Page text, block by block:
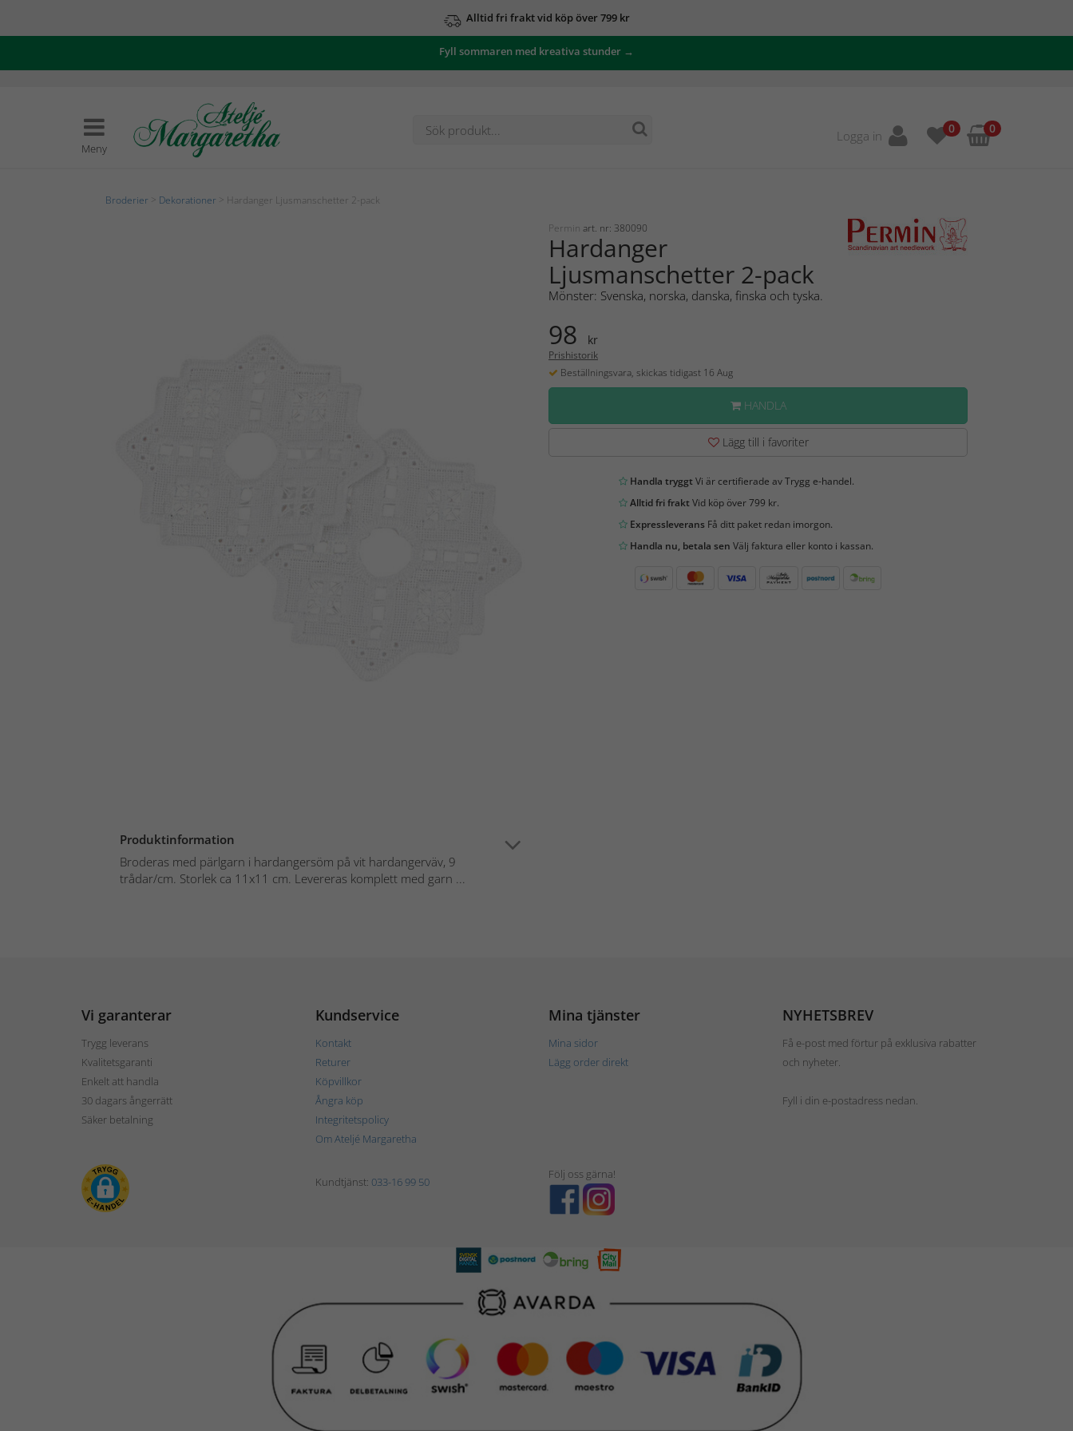
Alltid fri frakt vid köp över 799 kr
Fyll sommaren med kreativa stunder →
Meny
Logga in 0 0
Broderier Dekorationer > Hardanger Ljusmanschetter 2-pack
Produktinformation
Broderas med pärlgarn i hardangersöm på vit hardangerväv, 9
trådar/cm. Storlek ca 11x11 cm. Levereras komplett med garn ...
Permin art. nr: 380090
Hardanger
Ljusmanschetter 2-pack
Mönster: Svenska, norska, danska, finska och tyska.
98 kr
Prishistorik
Beställningsvara, skickas tidigast 16 Aug
HANDLA
Lägg till i favoriter
Handla tryggtVi är certifierade av Trygg e-handel.
Alltid fri fraktVid köp över 799 kr.
ExpressleveransFå ditt paket redan imorgon.
Handla nu, betala sen Välj faktura eller konto i kassan.
Vi garanterar
Trygg leverans
Kvalitetsgaranti
Enkelt att handla
30 dagars ångerrätt
Säker betalning
Kundservice
Kontakt
Returer
Köpvillkor
Ångra köp
Integritetspolicy
Om Ateljé Margaretha
Mina tjänster
Mina sidor
Lägg order direkt
NYHETSBREV
Få e-post med förtur på exklusiva rabatter
och nyheter.
Fyll i din e-postadress nedan.
Kundtjänst: 033-16 99 50
Följ oss gärna!